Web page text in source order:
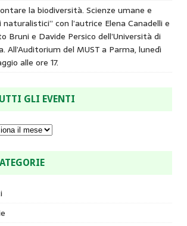
la biodiversità. Scienze umane e
naturalistici” con l’autrice Elena Canadelli e
Bruni e Davide Persico dell’Università di
All’Auditorium del MUST a Parma, lunedì
alle ore 17.
GLI EVENTI